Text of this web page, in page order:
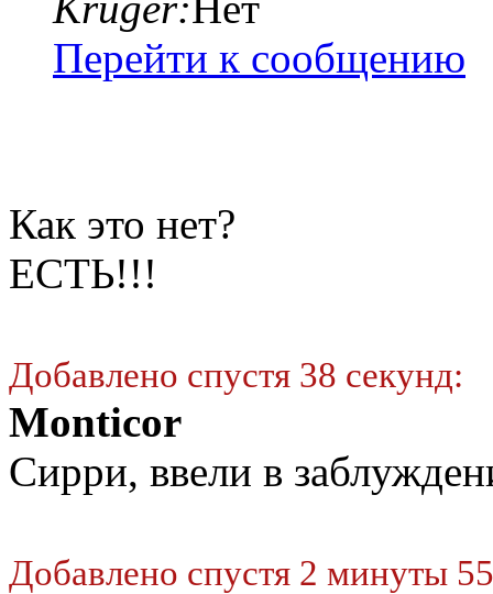
Перейти к сообщению
Как это нет?
ЕСТЬ!!!
Добавлено спустя 38 секунд:
Monticor
Сирри, ввели в
Добавлено спустя 2 минуты